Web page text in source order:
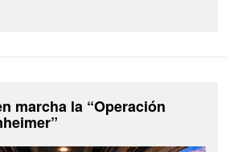
marcha la “Operación